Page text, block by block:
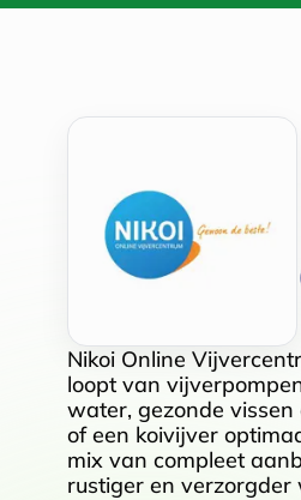
Nikoi Online
loopt van
water, gezonde
of een koivijver
mix van compleet
rustiger en verzorgder